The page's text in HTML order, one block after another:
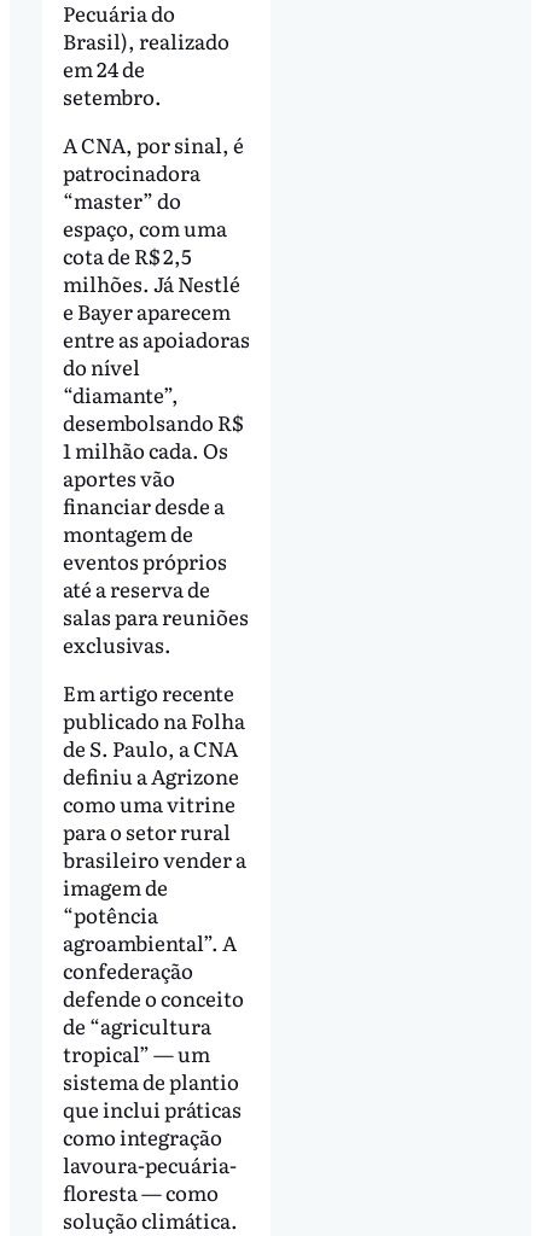
Pecuária do
Brasil), realizado
em 24 de
setembro.
A CNA, por sinal, é
patrocinadora
“master” do
espaço, com uma
cota de R$ 2,5
milhões. Já Nestlé
e Bayer aparecem
entre as apoiadoras
do nível
“diamante”,
desembolsando R$
1 milhão cada. Os
aportes vão
financiar desde a
montagem de
eventos próprios
até a reserva de
salas para reuniões
exclusivas.
Em artigo recente
publicado na Folha
de S. Paulo, a CNA
definiu a Agrizone
como uma vitrine
para o setor rural
brasileiro vender a
imagem de
“potência
agroambiental”. A
confederação
defende o conceito
de “agricultura
tropical” — um
sistema de plantio
que inclui práticas
como integração
lavoura-pecuária-
floresta — como
solução climática.